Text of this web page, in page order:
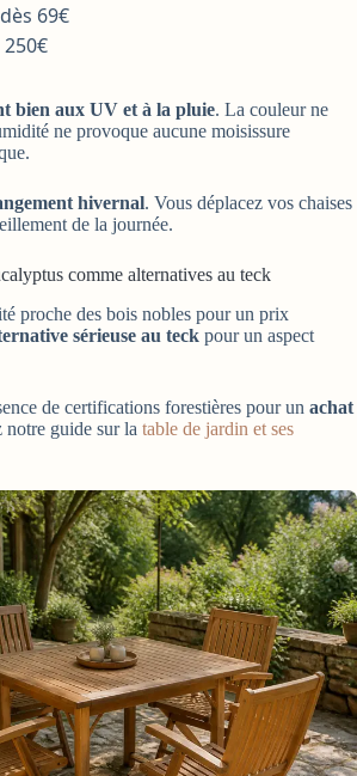
69€
250€
bien aux UV et à la pluie. La couleur ne
ne provoque aucune moisissure
hivernal. Vous déplacez vos chaises
de la journée.
comme alternatives au teck
proche des bois nobles pour un prix
sérieuse au teck pour un aspect
de certifications forestières pour un achat
notre guide sur la table de jardin et ses